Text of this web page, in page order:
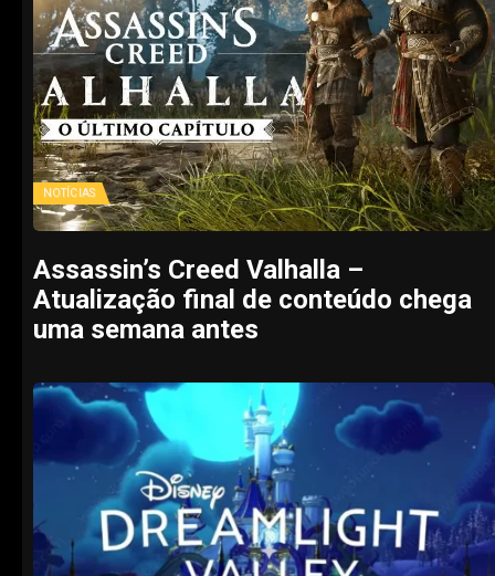
NOTÍCIAS
Assassin’s Creed Valhalla –
Atualização final de conteúdo chega
uma semana antes